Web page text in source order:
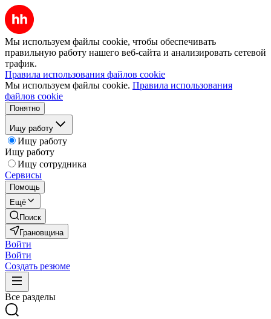
Мы используем файлы cookie, чтобы обеспечивать
правильную работу нашего веб-сайта и анализировать сетевой
трафик.
Правила использования файлов cookie
Мы используем файлы cookie. Правила использования
файлов cookie
Понятно
Ищу работу
Ищу работу
Ищу работу
Ищу сотрудника
Сервисы
Помощь
Ещё
Поиск
Грановщина
Войти
Войти
Создать резюме
Все разделы